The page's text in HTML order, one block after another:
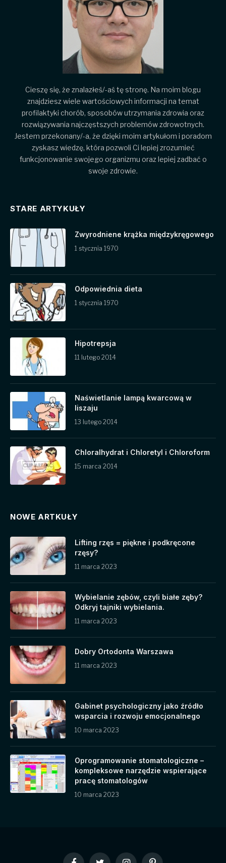
Cieszę się, że znalazłeś/-aś tę stronę. Na moim blogu
znajdziesz wiele wartościowych informacji na temat
profilaktyki chorób, sposobów utrzymania zdrowia oraz
rozwiązywania najczęstszych problemów zdrowotnych.
Jestem przekonany/-a, że dzięki moim artykułom i poradom
zyskasz wiedzę, która pozwoli Ci lepiej zrozumieć
funkcjonowanie swojego organizmu oraz lepiej zadbać o
swoje zdrowie.
STARE ARTYKUŁY
Zwyrodniene krążka międzykręgowego
1 stycznia 1970
Odpowiednia dieta
1 stycznia 1970
Hipotrepsja
11 lutego 2014
Naświetlanie lampą kwarcową w
liszaju
13 lutego 2014
Chloralhydrat i Chloretyl i Chloroform
15 marca 2014
NOWE ARTKUŁY
Lifting rzęs = piękne i podkręcone
rzęsy?
11 marca 2023
Wybielanie zębów, czyli białe zęby?
Odkryj tajniki wybielania.
11 marca 2023
Dobry Ortodonta Warszawa
11 marca 2023
Gabinet psychologiczny jako źródło
wsparcia i rozwoju emocjonalnego
10 marca 2023
Oprogramowanie stomatologiczne –
kompleksowe narzędzie wspierające
pracę stomatologów
10 marca 2023